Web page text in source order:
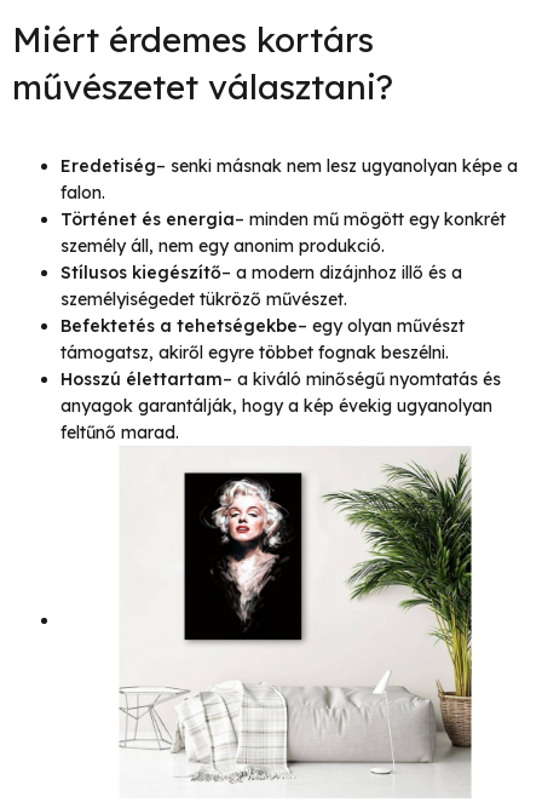
Miért érdemes kortárs
művészetet választani?
Eredetiség– senki másnak nem lesz ugyanolyan képe a
falon.
Történet és energia– minden mű mögött egy konkrét
személy áll, nem egy anonim produkció.
Stílusos kiegészítő– a modern dizájnhoz illő és a
személyiségedet tükröző művészet.
Befektetés a tehetségekbe– egy olyan művészt
támogatsz, akiről egyre többet fognak beszélni.
Hosszú élettartam– a kiváló minőségű nyomtatás és
anyagok garantálják, hogy a kép évekig ugyanolyan
feltűnő marad.